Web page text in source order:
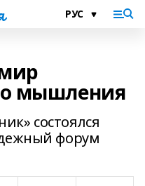
мышления
состоялся
форум